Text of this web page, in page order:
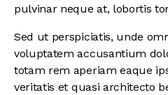
pulvinar neque at, lobortis
Sed ut perspiciatis, unde
voluptatem accusantium
totam rem aperiam eaque
veritatis et quasi architecto